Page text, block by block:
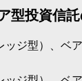
型投資信
ッジ型）、ベ